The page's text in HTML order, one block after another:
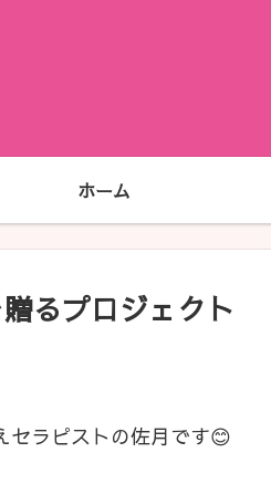
ホーム
贈るプロジェクト
セラピストの佐月です😊